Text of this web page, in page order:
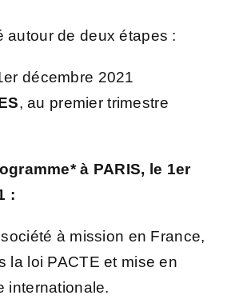
autour de deux étapes :
décembre 2021
, au premier trimestre
à PARIS, le 1er
:
à mission en France,
la loi PACTE et mise en
internationale.